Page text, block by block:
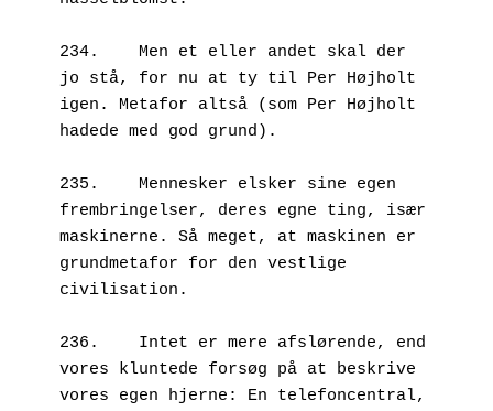
234.	Men et eller andet skal der
jo stå, for nu at ty til Per Højholt
igen. Metafor altså (som Per Højholt
hadede med god grund).
235.	Mennesker elsker sine egen
frembringelser, deres egne ting, især
maskinerne. Så meget, at maskinen er
grundmetafor for den vestlige
civilisation.
236.	Intet er mere afslørende, end
vores kluntede forsøg på at beskrive
vores egen hjerne: En telefoncentral,